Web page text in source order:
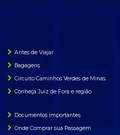
Antes de Viajar
Bagagens
Circuito Caminhos Verdes de Minas
Conheça Juiz de Fora e região
Documentos Importantes
Onde Comprar sua Passagem